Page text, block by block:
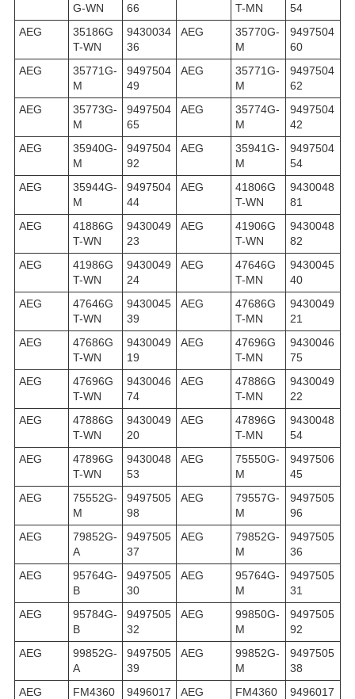
G-WN
66
T-MN
54
AEG
35186G
T-WN
9430034
36
AEG
35770G-
M
9497504
60
AEG
35771G-
M
9497504
49
AEG
35771G-
M
9497504
62
AEG
35773G-
M
9497504
65
AEG
35774G-
M
9497504
42
AEG
35940G-
M
9497504
92
AEG
35941G-
M
9497504
54
AEG
35944G-
M
9497504
44
AEG
41806G
T-WN
9430048
81
AEG
41886G
T-WN
9430049
23
AEG
41906G
T-WN
9430048
82
AEG
41986G
T-WN
9430049
24
AEG
47646G
T-MN
9430045
40
AEG
47646G
T-WN
9430045
39
AEG
47686G
T-MN
9430049
21
AEG
47686G
T-WN
9430049
19
AEG
47696G
T-MN
9430046
75
AEG
47696G
T-WN
9430046
74
AEG
47886G
T-MN
9430049
22
AEG
47886G
T-WN
9430049
20
AEG
47896G
T-MN
9430048
54
AEG
47896G
T-WN
9430048
53
AEG
75550G-
M
9497506
45
AEG
75552G-
M
9497505
98
AEG
79557G-
M
9497505
96
AEG
79852G-
A
9497505
37
AEG
79852G-
M
9497505
36
AEG
95764G-
B
9497505
30
AEG
95764G-
M
9497505
31
AEG
95784G-
B
9497505
32
AEG
99850G-
M
9497505
92
AEG
99852G-
A
9497505
39
AEG
99852G-
M
9497505
38
AEG
FM4360
9496017
AEG
FM4360
9496017